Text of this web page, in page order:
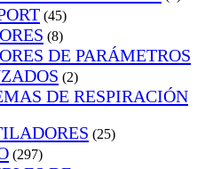
(45)
(8)
DE PARÁMETROS
(2)
DE RESPIRACIÓN
(25)
(297)